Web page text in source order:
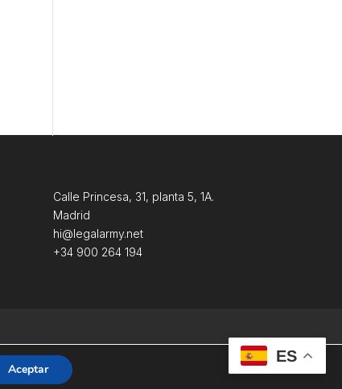
Calle Princesa, 31, planta 5, 1A.
Madrid
hi@legalarmy.net
+34 900 264 194
ES
Aceptar